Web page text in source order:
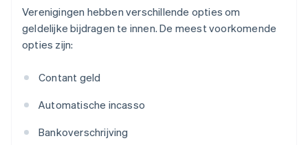
Verenigingen hebben verschillende opties om
geldelijke bijdragen te innen. De meest voorkomende
opties zijn:
Contant geld
Automatische incasso
Bankoverschrijving